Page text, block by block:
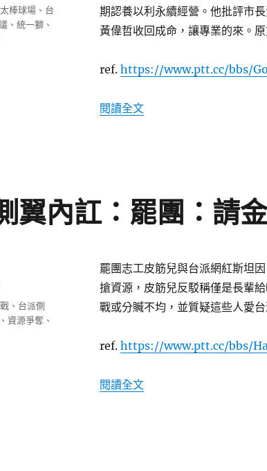
期認養以利永續經營。他批評市
黃偉哲收回成命，讓專業的來。
ref. https://www.ptt.cc/bbs/
閱讀全文〈謝龍介爆亞太棒球場招
棒球場 、 台
、統一獅 、
翼內訌：罷團：請
罷團志工皮筋兒與台派網紅斯坦
搶資源，皮筋兒反駁稱僅是長輩
戰或分贓不均，並質疑這些人愛台
ref. https://www.ptt.cc/bbs/
閱讀全文〈台派側翼內訌：罷團：
、 台派側
、資源爭奪 、